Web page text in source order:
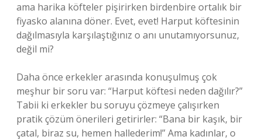
ama harika köfteler pişirirken birdenbire ortalık bir
fiyasko alanına döner. Evet, evet! Harput köftesinin
dağılmasıyla karşılaştığınız o anı unutamıyorsunuz,
değil mi?
Daha önce erkekler arasında konuşulmuş çok
meşhur bir soru var: “Harput köftesi neden dağılır?”
Tabii ki erkekler bu soruyu çözmeye çalışırken
pratik çözüm önerileri getirirler: “Bana bir kaşık, bir
çatal, biraz su, hemen hallederim!” Ama kadınlar, o